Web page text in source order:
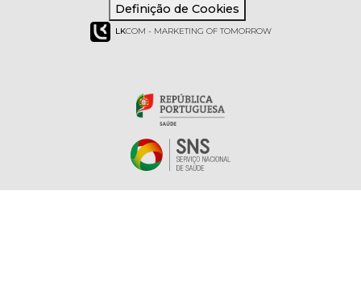
Definição de Cookies
LKCOM - MARKETING OF TOMORROW